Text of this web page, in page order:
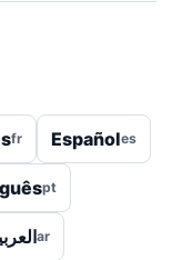
fr Españoles
pt
ar